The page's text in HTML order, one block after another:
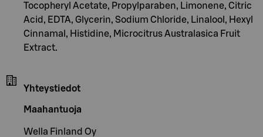
Tocopheryl Acetate, Propylparaben, Limonene, Citric
Acid, EDTA, Glycerin, Sodium Chloride, Linalool, Hexyl
Cinnamal, Histidine, Microcitrus Australasica Fruit
Extract.
Yhteystiedot
Maahantuoja
Wella Finland Oy